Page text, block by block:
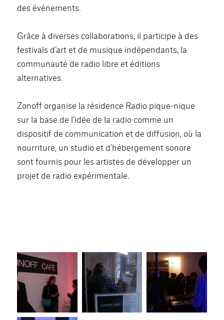
des événements.
Grâce à diverses collaborations, il participe à des
festivals d’art et de musique indépendants, la
communauté de radio libre et éditions
alternatives.
Zonoff organise la résidence Radio pique-nique
sur la base de l’idée de la radio comme un
dispositif de communication et de diffusion, où la
nourriture, un studio et d’hébergement sonore
sont fournis pour les artistes de développer un
projet de radio expérimentale.